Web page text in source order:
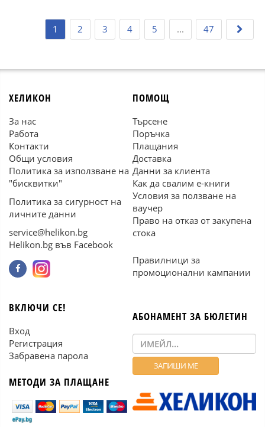
1 2 3 4 5 ... 47
ХЕЛИКОН
За нас
Работа
Контакти
Общи условия
Политика за използване на
"бисквитки"
Политика за сигурност на
личните данни
service@helikon.bg
Helikon.bg във Facebook
ПОМОЩ
Търсене
Поръчка
Плащания
Доставка
Данни за клиента
Как да свалим е-книги
Условия за ползване на
ваучер
Право на отказ от закупена
стока
Правилници за
промоционални кампании
ВКЛЮЧИ СЕ!
Вход
Регистрация
Забравена парола
МЕТОДИ ЗА ПЛАЩАНЕ
АБОНАМЕНТ ЗА БЮЛЕТИН